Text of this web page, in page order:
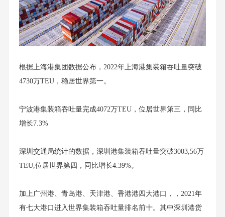
根据上海港集团数据公布，2022年上海港集装箱吞吐量突破
4730万TEU，稳居世界第一。
宁波港集装箱吞吐量完成4072万TEU，位居世界第三，同比
增长7.3%
深圳交通局统计的数据，深圳港集装箱吞吐量突破3003,56万
TEU,位居世界第四，同比增长4.39%。
加上广州港、青岛港、天津港、香港港四大港口，，2021年
有七大港口进入世界集装箱吞吐量排名前十。其中深圳港货